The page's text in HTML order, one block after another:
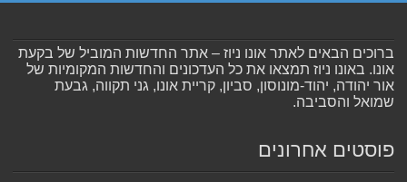
ברוכים הבאים לאתר אונו ניוז – אתר החדשות המוביל של בקעת
אונו. באונו ניוז תמצאו את כל העדכונים והחדשות המקומיות של
אור יהודה, יהוד-מונוסון, סביון, קריית אונו, גני תקווה, גבעת
שמואל והסביבה.
פוסטים אחרונים